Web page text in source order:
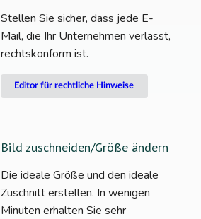
Stellen Sie sicher, dass jede E-
Mail, die Ihr Unternehmen verlässt,
rechtskonform ist.
Editor für rechtliche Hinweise
Bild zuschneiden/Größe ändern
Die ideale Größe und den ideale
Zuschnitt erstellen. In wenigen
Minuten erhalten Sie sehr